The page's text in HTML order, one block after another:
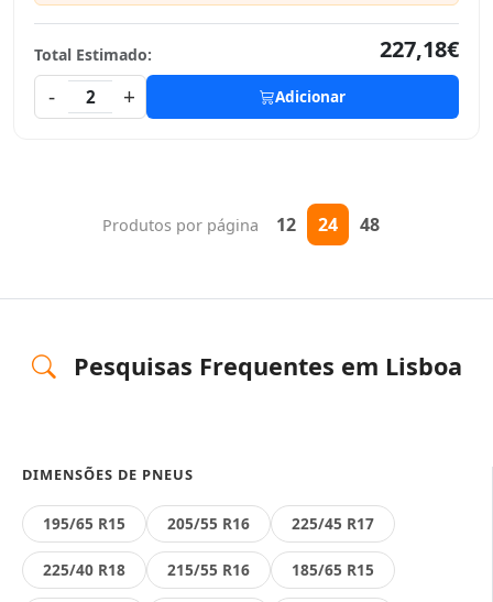
Total Estimado:
227,18€
-
2 + Adicionar
Produtos por página 12 24 48
Pesquisas Frequentes em Lisboa
DIMENSÕES DE PNEUS
195/65 R15 205/55 R16 225/45 R17
225/40 R18 215/55 R16 185/65 R15